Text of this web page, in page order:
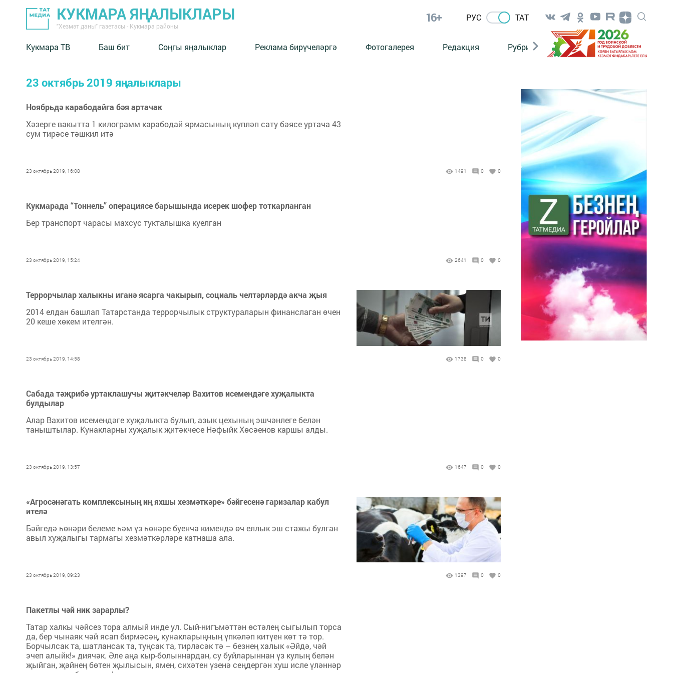
КУКМАРА ЯҢАЛЫКЛАРЫ
"Хезмәт даны" газетасы - Кукмара районы
16+ РУС ТАТ
Кукмара ТВ Баш бит Соңгы яңалыклар Реклама бирүчеләргә Фотогалерея Редакция Рубрикалар
23 октябрь 2019 яңалыклары
Ноябрьдә карабодайга бәя артачак
Хәзерге вакытта 1 килограмм карабодай ярмасының күпләп сату бәясе уртача 43
сум тирәсе тәшкил итә
23 октябрь 2019, 16:08 1491 0 0
Кукмарада “Тоннель” операциясе барышында исерек шофер тоткарланган
Бер транспорт чарасы махсус тукталышка куелган
23 октябрь 2019, 15:24 2641 0 0
Террорчылар халыкны иганә ясарга чакырып, социаль челтәрләрдә акча җыя
2014 елдан башлап Татарстанда террорчылык структураларын финанслаган өчен
20 кеше хөкем ителгән.
23 октябрь 2019, 14:58 1738 0 0
Сабада тәҗрибә уртаклашучы җитәкчеләр Вахитов исемендәге хуҗалыкта
булдылар
Алар Вахитов исемендәге хуҗалыкта булып, азык цехының эшчәнлеге белән
таныштылар. Кунакларны хуҗалык җитәкчесе Нәфыйк Хөсәенов каршы алды.
23 октябрь 2019, 13:57 1647 0 0
«Агросәнәгать комплексының иң яхшы хезмәткәре» бәйгесенә гаризалар кабул
ителә
Бәйгедә һөнәри белеме һәм үз һөнәре буенча кимендә өч еллык эш стажы булган
авыл хуҗалыгы тармагы хезмәткәрләре катнаша ала.
23 октябрь 2019, 09:23 1397 0 0
Пакетлы чәй ник зарарлы?
Татар халкы чәйсез тора алмый инде ул. Сый-нигъмәттән өстәлең сыгылып торса
да, бер чынаяк чәй ясап бирмәсәң, кунакларыңның үпкәләп китүен көт тә тор.
Борчылсак та, шатлансак та, туңсак та, тирләсәк тә – безнең халык «Әйдә, чәй
эчеп алыйк!» диячәк. Әле аңа кыр-болыннардан, су буйларыннан үз кулың белән
җыйган, җәйнең бөтен җылысын, ямен, сихәтен үзенә сеңдергән хуш исле үләннәр